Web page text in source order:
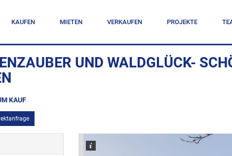
KAUFEN MIETEN VERKAUFEN PROJEKTE
UND WALDGLÜCK-
KAUF